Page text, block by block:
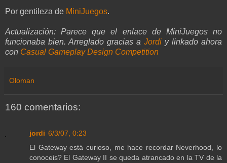
Por gentileza de MiniJuegos.
Actualización: Parece que el enlace de MiniJuegos no
funcionaba bien. Arreglado gracias a Jordi y linkado ahora
con Casual Gameplay Design Competition
Oloman
160 comentarios:
jordi 6/3/07, 0:23
El Gateway está curioso, me hace recordar Neverhood, lo
conoceis? El Gateway II se queda atrancado en la TV de la